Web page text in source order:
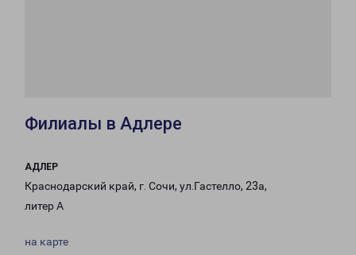
Филиалы в Адлере
АДЛЕР
Краснодарский край, г. Сочи, ул.Гастелло, 23а,
литер А
на карте